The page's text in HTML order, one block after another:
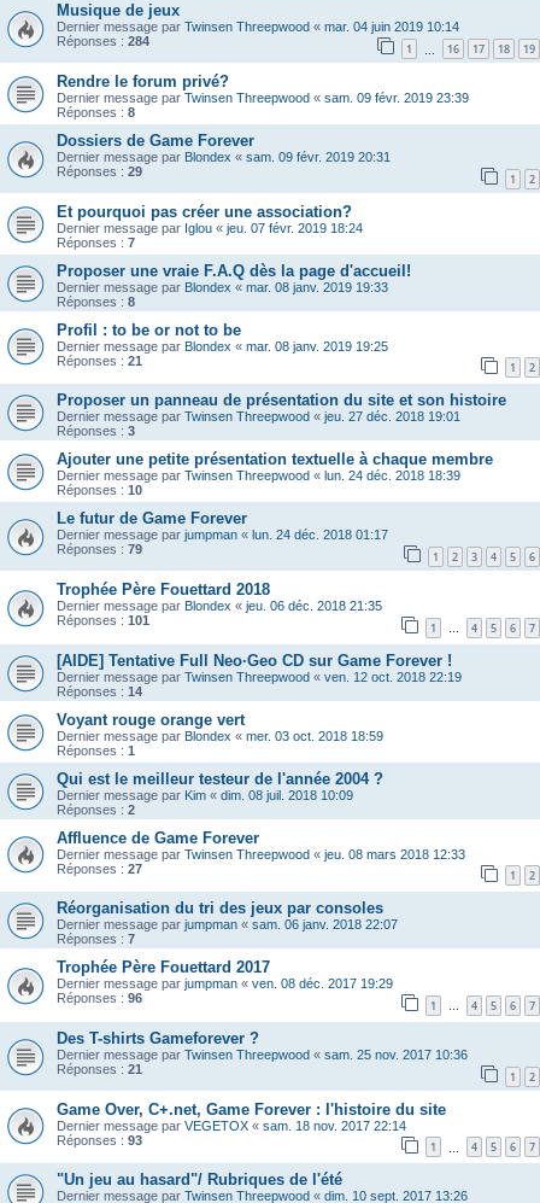
Musique de jeux
Dernier message par Twinsen Threepwood « mar. 04 juin 2019 10:14
Réponses : 284 1 16 17 18 19
Rendre le forum privé?
Dernier message par Twinsen Threepwood « sam. 09 févr. 2019 23:39
Réponses : 8
Dossiers de Game Forever
Dernier message par Blondex « sam. 09 févr. 2019 20:31
Réponses : 29 1 2
Et pourquoi pas créer une association?
Dernier message par Iglou « jeu. 07 févr. 2019 18:24
Réponses : 7
Proposer une vraie F.A.Q dès la page d'accueil!
Dernier message par Blondex « mar. 08 janv. 2019 19:33
Réponses : 8
Profil : to be or not to be
Dernier message par Blondex « mar. 08 janv. 2019 19:25
Réponses : 21 1 2
Proposer un panneau de présentation du site et son histoire
Dernier message par Twinsen Threepwood « jeu. 27 déc. 2018 19:01
Réponses : 3
Ajouter une petite présentation textuelle à chaque membre
Dernier message par Twinsen Threepwood « lun. 24 déc. 2018 18:39
Réponses : 10
Le futur de Game Forever
Dernier message par jumpman « lun. 24 déc. 2018 01:17
Réponses : 79 1 2 3 4 5 6
Trophée Père Fouettard 2018
Dernier message par Blondex « jeu. 06 déc. 2018 21:35
Réponses : 101 1 … 4 5 6 7
[AIDE] Tentative Full Neo·Geo CD sur Game Forever !
Dernier message par Twinsen Threepwood « ven. 12 oct. 2018 22:19
Réponses : 14
Voyant rouge orange vert
Dernier message par Blondex « mer. 03 oct. 2018 18:59
Réponses : 1
Qui est le meilleur testeur de l'année 2004 ?
Dernier message par Kim « dim. 08 juil. 2018 10:09
Réponses : 2
Affluence de Game Forever
Dernier message par Twinsen Threepwood « jeu. 08 mars 2018 12:33
Réponses : 27 1 2
Réorganisation du tri des jeux par consoles
Dernier message par jumpman « sam. 06 janv. 2018 22:07
Réponses : 7
Trophée Père Fouettard 2017
Dernier message par jumpman « ven. 08 déc. 2017 19:29
Réponses : 96 1 … 4 5 6 7
Des T-shirts Gameforever ?
Dernier message par Twinsen Threepwood « sam. 25 nov. 2017 10:36
Réponses : 21 1 2
Game Over, C+.net, Game Forever : l'histoire du site
Dernier message par VEGETOX « sam. 18 nov. 2017 22:14
Réponses : 93 1 4 5 6 7
"Un jeu au hasard"/ Rubriques de l'été
Dernier message par Twinsen Threepwood « dim. 10 sept. 2017 13:26